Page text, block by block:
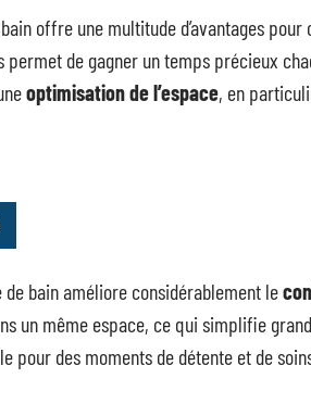
offre une multitude d’avantages
permet de gagner un temps précieux
optimisation de l’espace, en
de bain améliore considérablement le
un même espace, ce qui simplifie
pour des moments de détente et de